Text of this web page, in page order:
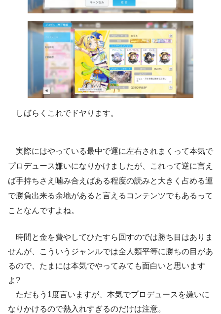
しばらくこれでドヤります。
実際にはやっている最中で運に左右されまくって本気で
プロデュース嫌いになりかけましたが、これって逆に言え
ば手持ちさえ噛み合えばある程度の読みと大きく占める運
で勝負出来る余地があると言えるコンテンツでもあるって
ことなんですよね。
時間と金を費やしてひたすら回すのでは勝ち目はありま
せんが、こういうジャンルでは全人類平等に勝ちの目があ
るので、たまには本気でやってみても面白いと思います
よ?
ただもう1度言いますが、本気でプロデュースを嫌いに
なりかけるので熱入れすぎるのだけは注意。